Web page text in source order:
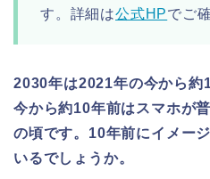
す。詳細は公式HPでご
2030年は2021年の今から約
今から約10年前はスマホが
の頃です。10年前にイメー
いるでしょうか。